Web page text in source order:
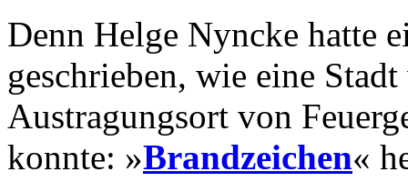
Denn Helge Nyncke hatte
geschrieben, wie eine
Austragungsort von
konnte: »Brandzeichen«